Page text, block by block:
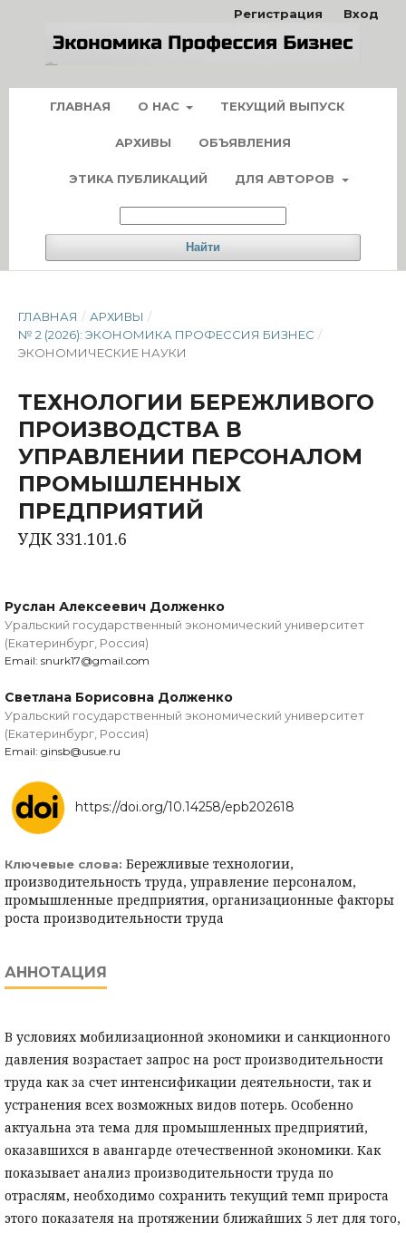
ГЛАВНАЯ О НАС ТЕКУЩИЙ ВЫПУСК
АРХИВЫ ОБЪЯВЛЕНИЯ
ЭТИКА ПУБЛИКАЦИЙ ДЛЯ АВТОРОВ
Найти
Регистрация Вход
ГЛАВНАЯ / АРХИВЫ /
№ 2 (2026): ЭКОНОМИКА ПРОФЕССИЯ БИЗНЕС /
ЭКОНОМИЧЕСКИЕ НАУКИ
ТЕХНОЛОГИИ БЕРЕЖЛИВОГО
ПРОИЗВОДСТВА В
УПРАВЛЕНИИ ПЕРСОНАЛОМ
ПРОМЫШЛЕННЫХ
ПРЕДПРИЯТИЙ
УДК 331.101.6
Руслан Алексеевич Долженко
Уральский государственный экономический университет
(Екатеринбург, Россия)
Email: snurk17@gmail.com
Светлана Борисовна Долженко
Уральский государственный экономический университет
(Екатеринбург, Россия)
Email: ginsb@usue.ru
https://doi.org/10.14258/epb202618
Ключевые слова: Бережливые технологии,
производительность труда, управление персоналом,
промышленные предприятия, организационные факторы
роста производительности труда
АННОТАЦИЯ
В условиях мобилизационной экономики и санкционного
давления возрастает запрос на рост производительности
труда как за счет интенсификации деятельности, так и
устранения всех возможных видов потерь. Особенно
актуальна эта тема для промышленных предприятий,
оказавшихся в авангарде отечественной экономики. Как
показывает анализ производительности труда по
отраслям, необходимо сохранить текущий темп прироста
этого показателя на протяжении ближайших 5 лет для того,